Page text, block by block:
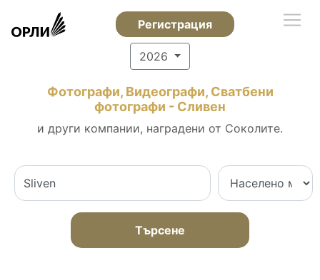
Регистрация
2026
Фотографи, Видеографи, Сватбени
фотографи - Сливен
и други компании, наградени от Соколите.
Търсене